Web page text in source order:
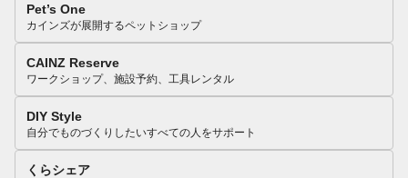
Pet’s One
カインズが展開するペットショップ
CAINZ Reserve
ワークショップ、施設予約、工具レンタル
DIY Style
自分でものづくりしたいすべての人をサポート
くらシェア